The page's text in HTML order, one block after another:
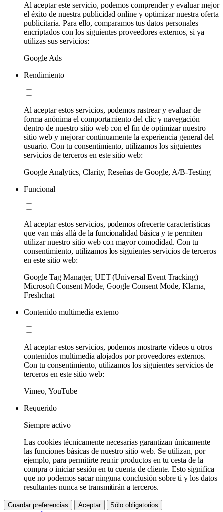
Al aceptar este servicio, podemos comprender y evaluar mejor
el éxito de nuestra publicidad online y optimizar nuestra oferta
publicitaria. Para ello, comparamos tus datos personales
encriptados con los siguientes proveedores externos, si ya
utilizas sus servicios:
Google Ads
Rendimiento
Al aceptar estos servicios, podemos rastrear y evaluar de
forma anónima el comportamiento del clic y navegación
dentro de nuestro sitio web con el fin de optimizar nuestro
sitio web y mejorar continuamente la experiencia general del
usuario. Con tu consentimiento, utilizamos los siguientes
servicios de terceros en este sitio web:
Google Analytics, Clarity, Reseñas de Google, A/B-Testing
Funcional
Al aceptar estos servicios, podemos ofrecerte características
que van más allá de la funcionalidad básica y te permiten
utilizar nuestro sitio web con mayor comodidad. Con tu
consentimiento, utilizamos los siguientes servicios de terceros
en este sitio web:
Google Tag Manager, UET (Universal Event Tracking)
Microsoft Consent Mode, Google Consent Mode, Klarna,
Freshchat
Contenido multimedia externo
Al aceptar estos servicios, podemos mostrarte vídeos u otros
contenidos multimedia alojados por proveedores externos.
Con tu consentimiento, utilizamos los siguientes servicios de
terceros en este sitio web:
Vimeo, YouTube
Requerido
Siempre activo
Las cookies técnicamente necesarias garantizan únicamente
las funciones básicas de nuestro sitio web. Se utilizan, por
ejemplo, para permitirte reunir productos en tu cesta de la
compra o iniciar sesión en tu cuenta de cliente. Esto significa
que no podemos sacar ninguna conclusión sobre ti y los datos
resultantes nunca se transmitirán a terceros.
Guardar preferencias Aceptar Sólo obligatorios